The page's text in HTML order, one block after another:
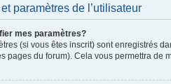
paramètres de l’utilisateur
mes paramètres?
(si vous êtes inscrit) sont enregistrés
pages du forum). Cela vous permettra de